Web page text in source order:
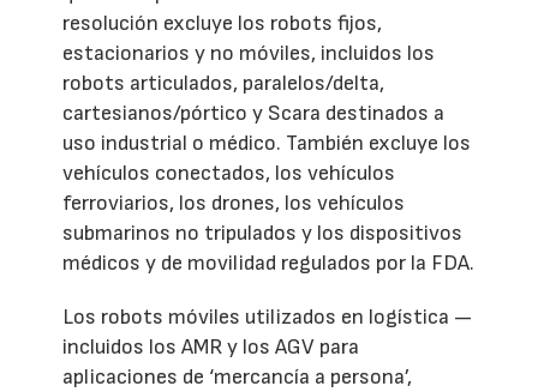
resolución excluye los robots fijos,
estacionarios y no móviles, incluidos los
robots articulados, paralelos/delta,
cartesianos/pórtico y Scara destinados a
uso industrial o médico. También excluye los
vehículos conectados, los vehículos
ferroviarios, los drones, los vehículos
submarinos no tripulados y los dispositivos
médicos y de movilidad regulados por la FDA.
Los robots móviles utilizados en logística —
incluidos los AMR y los AGV para
aplicaciones de ‘mercancía a persona’,